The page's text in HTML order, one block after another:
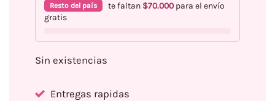
Resto del país te faltan $70.000para el envío
gratis
Sin existencias
Entregas rapidas